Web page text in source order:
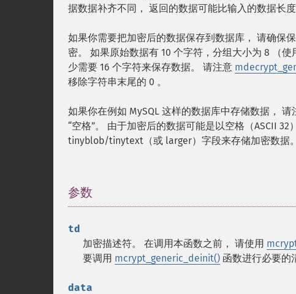
据数据补齐不同， 返回的数据可能比输入的数据长度
如果你需要把加密后的数据保存到数据库， 请确保
密。 如果原始数据有 10 个字符，分组大小为 8 （使
少需要 16 个字符来保存数据。 请注意
移除字符串末尾的 0 。
如果你在例如 MySQL 这样的数据库中存储数据，
“空格”。 由于加密后的数据可能是以空格（ASCII
tinyblob/tinytext（或 larger）字段来存储加密数据。
参数
td
加密描述符。 在调用本函数之前， 请使用
要调用 mcrypt_generic_deinit() 函数进行必要的
data